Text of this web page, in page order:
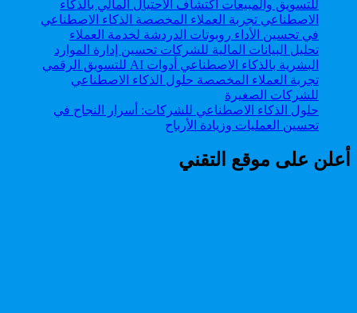
حلول الذكاء الاصطناعي للشركات: أسرار النجاح في
تحسين العمليات وزيادة الأرباح
أعلن على موقع التقني